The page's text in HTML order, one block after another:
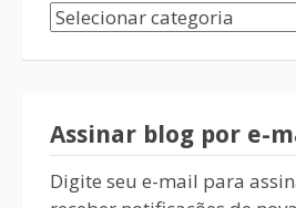
Assinar blog por e-
Digite seu e-mail para